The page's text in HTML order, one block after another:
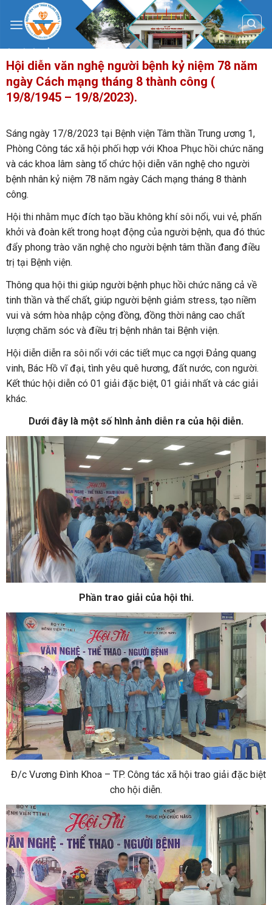
content
Hội diễn văn nghệ người bệnh kỷ niệm 78 năm
ngày Cách mạng tháng 8 thành công (
19/8/1945 – 19/8/2023).
Sáng ngày 17/8/2023 tại Bệnh viện Tâm thần Trung ương 1,
Phòng Công tác xã hội phối hợp với Khoa Phục hồi chức năng
và các khoa lâm sàng tổ chức hội diễn văn nghệ cho người
bệnh nhân kỷ niệm 78 năm ngày Cách mạng tháng 8 thành
công.
Hội thi nhằm mục đích tạo bầu không khí sôi nổi, vui vẻ, phấn
khởi và đoàn kết trong hoạt động của người bệnh, qua đó thúc
đẩy phong trào văn nghệ cho người bệnh tâm thần đang điều
trị tại Bệnh viện.
Thông qua hội thi giúp người bệnh phục hồi chức năng cả về
tinh thần và thể chất, giúp người bệnh giảm stress, tạo niềm
vui và sớm hòa nhập cộng đồng, đồng thời nâng cao chất
lượng chăm sóc và điều trị bệnh nhân tai Bệnh viện.
Hội diễn diễn ra sôi nổi với các tiết mục ca ngợi Đảng quang
vinh, Bác Hồ vĩ đại, tình yêu quê hương, đất nước, con người.
Kết thúc hội diễn có 01 giải đặc biệt, 01 giải nhất và các giải
khác.
Dưới đây là một số hình ảnh diễn ra của hội diễn.
Phần trao giải của hội thi.
Đ/c Vương Đình Khoa – TP. Công tác xã hội trao giải đặc biệt
cho hội diễn.